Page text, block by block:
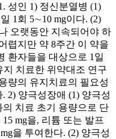
성인 1) 정신분열병 (1)
1회 5∼10 mg이다. (2)
오랫동안 지속되어야 하
렵지만 약 8주간 이 약을
환자들을 대상으로 1일
지 치료한 위약대조 연구
량의 유지치료의 필요성
2) 양극성장애 (1) 양극성
치료 초기 용량으로 단
mg을, 리튬 또는 발프
을 투여한다. (2) 양극성